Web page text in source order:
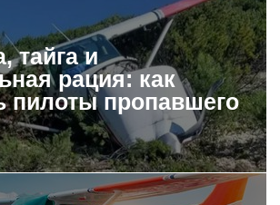
тайга и
рация: как
пилоты пропавшего